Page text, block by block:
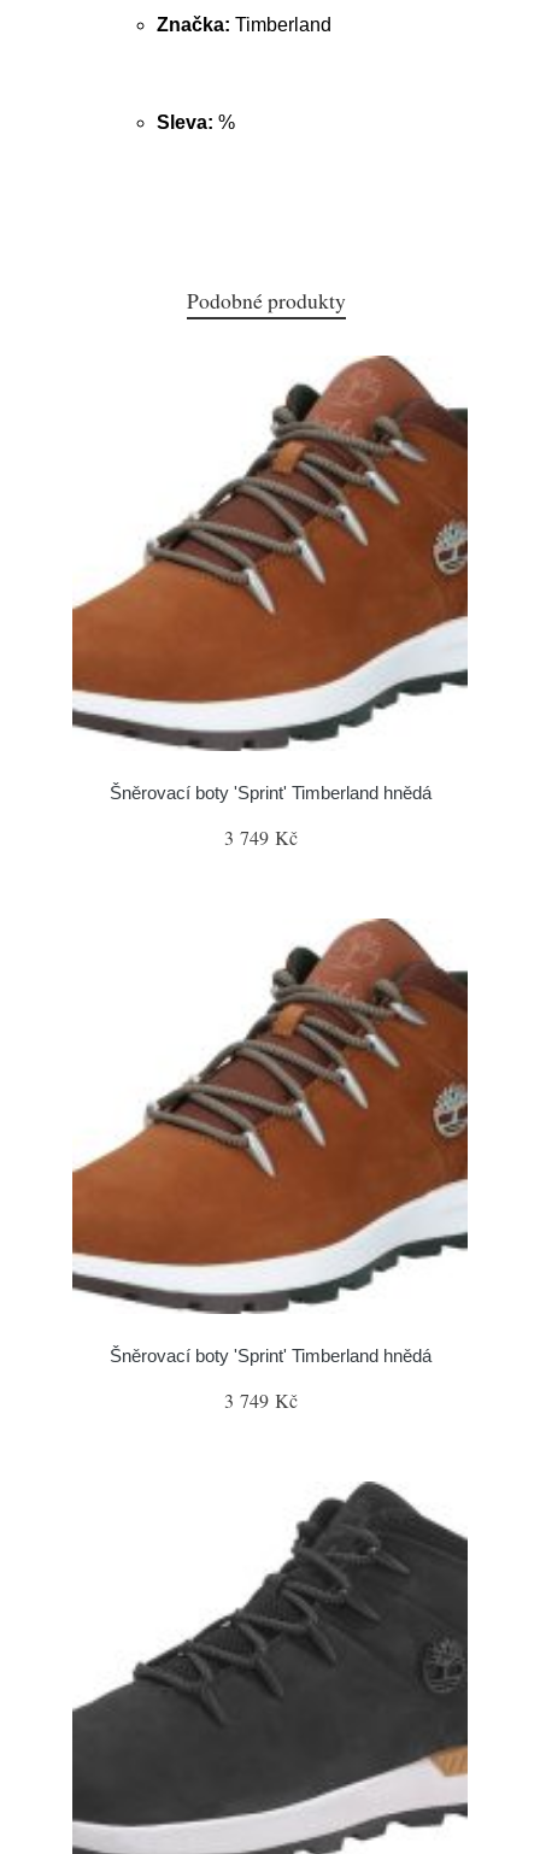
Značka: Timberland
Sleva: %
Podobné produkty
Šněrovací boty 'Sprint' Timberland hnědá
3 749 Kč
Šněrovací boty 'Sprint' Timberland hnědá
3 749 Kč